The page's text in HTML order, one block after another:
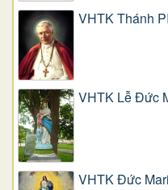
VHTK Thánh
VHTK Lễ Đức
VHTK Đức